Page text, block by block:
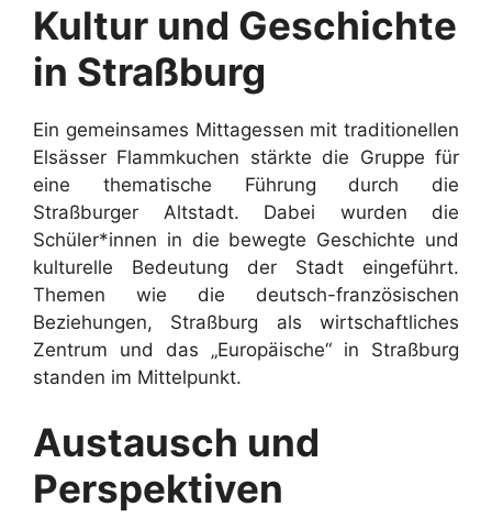
Kultur und Geschichte
in Straßburg
Ein gemeinsames Mittagessen mit traditionellen
Elsässer Flammkuchen stärkte die Gruppe für
eine thematische Führung durch die
Straßburger Altstadt. Dabei wurden die
Schüler*innen in die bewegte Geschichte und
kulturelle Bedeutung der Stadt eingeführt.
Themen wie die deutsch-französischen
Beziehungen, Straßburg als wirtschaftliches
Zentrum und das „Europäische“ in Straßburg
standen im Mittelpunkt.
Austausch und
Perspektiven